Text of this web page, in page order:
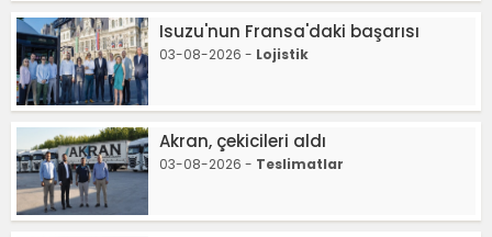
Isuzu'nun Fransa'daki başarısı
03-08-2026 - Lojistik
Akran, çekicileri aldı
03-08-2026 - Teslimatlar